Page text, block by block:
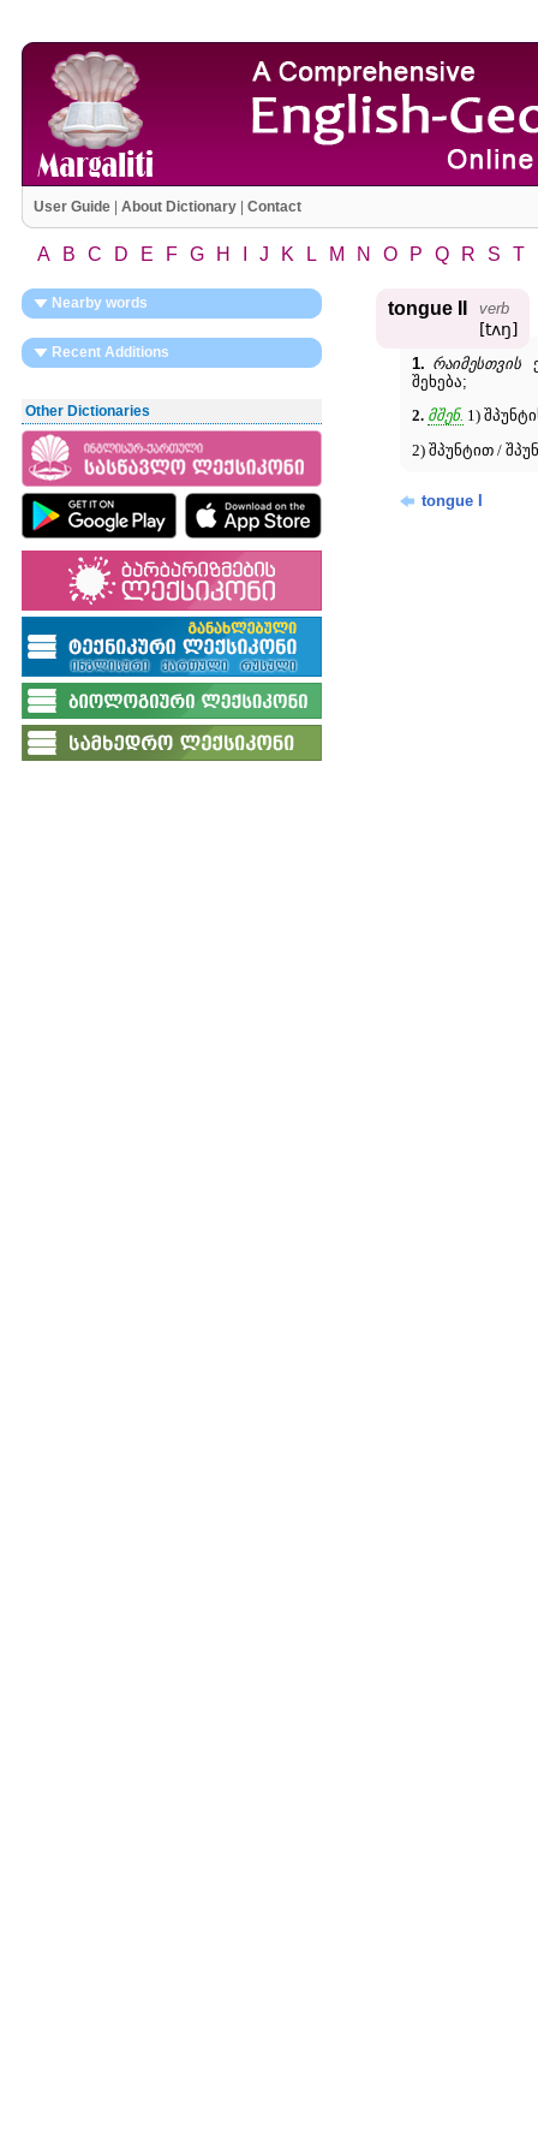
User Guide| About Dictionary| Contact
A B C D E F G H J K L M N O P Q R S T
Nearby words
Recent Additions
Other Dictionaries
tongue II verb
[tʌŋ]
1. რაიმესთვის
შეხება;
2. მშენ. 1)
2) შპუნტით /
tongue I